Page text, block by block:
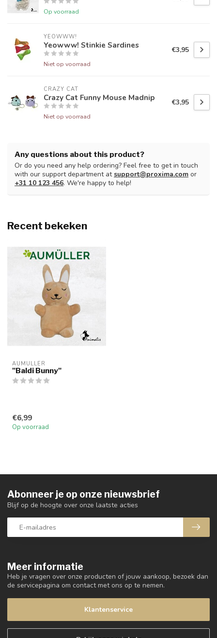
Op voorraad
YEOWWW!
Yeowww! Stinkie Sardines
Niet op voorraad
€3,95
CRAZY CAT
Crazy Cat Funny Mouse Madnip
Niet op voorraad
€3,95
Any questions about this product?
Or do you need any help ordering? Feel free to get in touch
with our support department atsupport@proxima.com or
+31 10 123 456. We're happy to help!
Recent bekeken
AUMULLER
"Baldi Bunny"
€6,99
Op voorraad
Meer informatie
Heb je vragen over onze producten of jouw aankoop, bezoek dan
de servicepagina om contact met ons op te nemen.
Klantenservice
Abonneer je op onze nieuwsbrief
Blijf op de hoogte over onze laatste acties